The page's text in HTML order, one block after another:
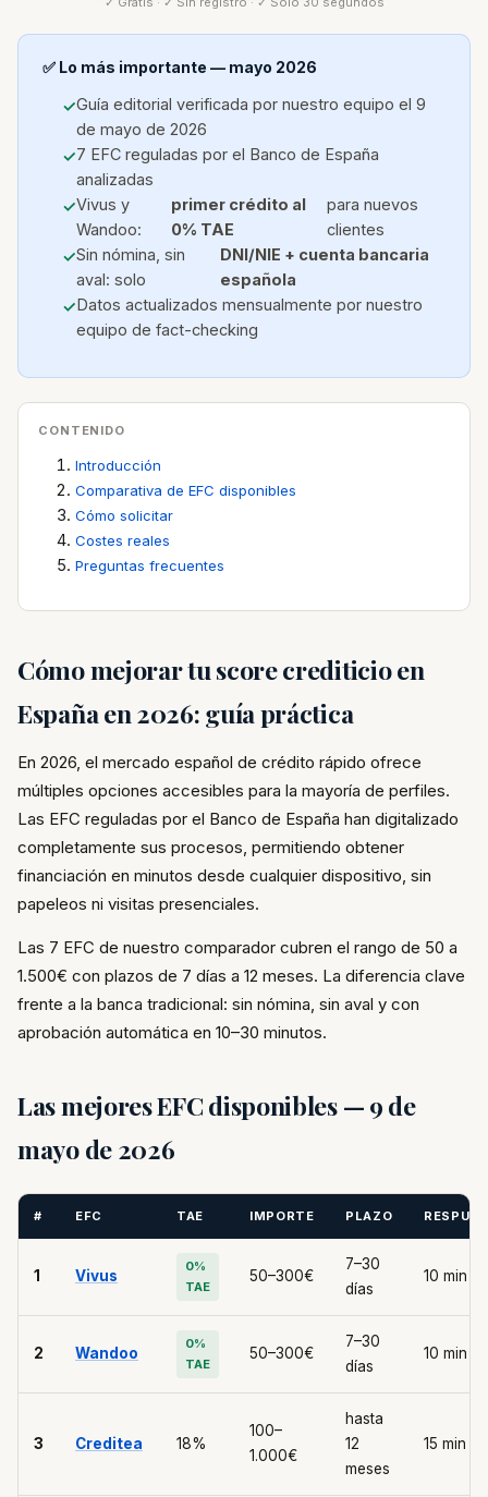
✅ Lo más importante — mayo 2026
Guía editorial verificada por nuestro equipo el 9
de mayo de 2026
7 EFC reguladas por el Banco de España
analizadas
Vivus y
Wandoo:
primer crédito al
0% TAE
para nuevos
clientes
Sin nómina, sin
aval: solo
DNI/NIE + cuenta bancaria
española
Datos actualizados mensualmente por nuestro
equipo de fact-checking
CONTENIDO
Introducción
Comparativa de EFC disponibles
Cómo solicitar
Costes reales
Preguntas frecuentes
Cómo mejorar tu score crediticio en
España en 2026: guía práctica
En 2026, el mercado español de crédito rápido ofrece
múltiples opciones accesibles para la mayoría de perfiles.
Las EFC reguladas por el Banco de España han digitalizado
completamente sus procesos, permitiendo obtener
financiación en minutos desde cualquier dispositivo, sin
papeleos ni visitas presenciales.
Las 7 EFC de nuestro comparador cubren el rango de 50 a
1.500€ con plazos de 7 días a 12 meses. La diferencia clave
frente a la banca tradicional: sin nómina, sin aval y con
aprobación automática en 10–30 minutos.
Las mejores EFC disponibles — 9 de
mayo de 2026
# EFC TAE IMPORTE PLAZO
1 Vivus
0%
TAE
50–300€
7–30
días
10 min
2 Wandoo
0%
TAE
50–300€
7–30
días
10 min
3 Creditea 18%
100–
1.000€
hasta
12
meses
15 min